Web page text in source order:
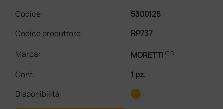
Codice:
5300125
Codice produttore
RP737
Marca:
MORETTIlink
Conf.:
1 pz.
Disponibilità: